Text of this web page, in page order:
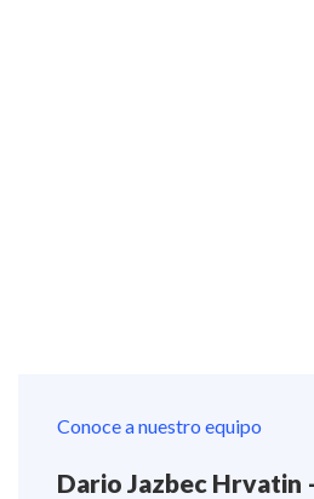
Conoce a nuestro equipo
Dario Jazbec Hrvatin